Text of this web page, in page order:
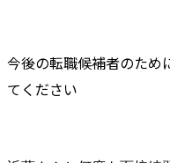
今後の転職候補者のため
てください